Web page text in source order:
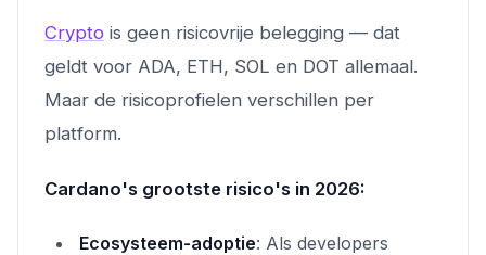
Crypto is geen risicovrije belegging — dat
geldt voor ADA, ETH, SOL en DOT allemaal.
Maar de risicoprofielen verschillen per
platform.
Cardano's grootste risico's in 2026:
Ecosysteem-adoptie: Als developers